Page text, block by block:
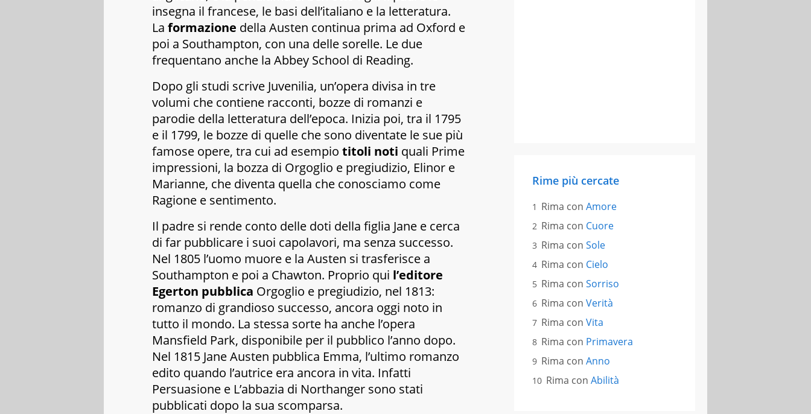
insegna il francese, le basi dell’italiano e la letteratura.
La formazione della Austen continua prima ad Oxford e
poi a Southampton, con una delle sorelle. Le due
frequentano anche la Abbey School di Reading.
Dopo gli studi scrive Juvenilia, un’opera divisa in tre
volumi che contiene racconti, bozze di romanzi e
parodie della letteratura dell’epoca. Inizia poi, tra il 1795
e il 1799, le bozze di quelle che sono diventate le sue più
famose opere, tra cui ad esempio titoli noti quali Prime
impressioni, la bozza di Orgoglio e pregiudizio, Elinor e
Marianne, che diventa quella che conosciamo come
Ragione e sentimento.
Il padre si rende conto delle doti della figlia Jane e cerca
di far pubblicare i suoi capolavori, ma senza successo.
Nel 1805 l’uomo muore e la Austen si trasferisce a
Southampton e poi a Chawton. Proprio qui l’editore
Egerton pubblica Orgoglio e pregiudizio, nel 1813:
romanzo di grandioso successo, ancora oggi noto in
tutto il mondo. La stessa sorte ha anche l’opera
Mansfield Park, disponibile per il pubblico l’anno dopo.
Nel 1815 Jane Austen pubblica Emma, l’ultimo romanzo
edito quando l’autrice era ancora in vita. Infatti
Persuasione e L’abbazia di Northanger sono stati
pubblicati dopo la sua scomparsa.
Rime più cercate
Rima con Amore
Rima con Cuore
Rima con Sole
Rima con Cielo
Rima con Sorriso
Rima con Verità
Rima con Vita
Rima con Primavera
Rima con Anno
Rima con Abilità